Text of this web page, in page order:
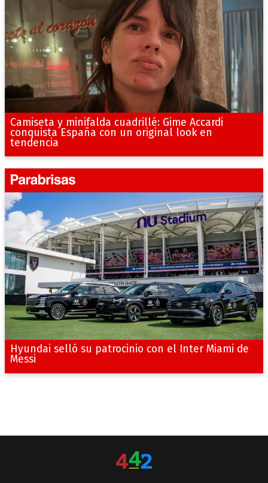
Camiseta y minifalda cuadrillé: Gime Accardi
conquista España con un original look en
tendencia
Hyundai selló su patrocinio con el Inter Miami de
Messi